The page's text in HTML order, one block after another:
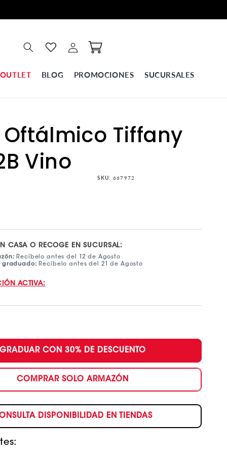
OUTLET BLOG PROMOCIONES SUCURSALES
sesión
Carrito
Oftálmico Tiffany
Vino
SKU: 667972
CASA O RECOGE EN SUCURSAL:
Recíbelo antes del 12 de Agosto
graduado: Recíbelo antes del 21 de Agosto
ACTIVA:
CON 30% DE DESCUENTO
COMPRAR SOLO ARMAZÓN
DISPONIBILIDAD EN TIENDAS